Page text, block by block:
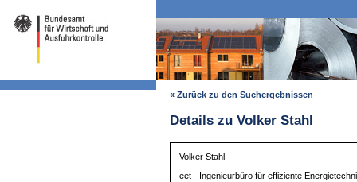
« Zurück zu den Suchergebnissen
Details zu Volker Stahl
Volker Stahl
eet - Ingenieurbüro für effiziente